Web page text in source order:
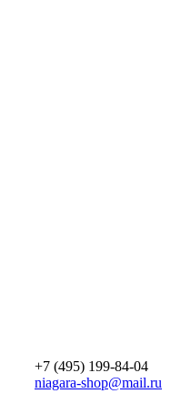
+7 (495) 199-84-04
niagara-shop@mail.ru